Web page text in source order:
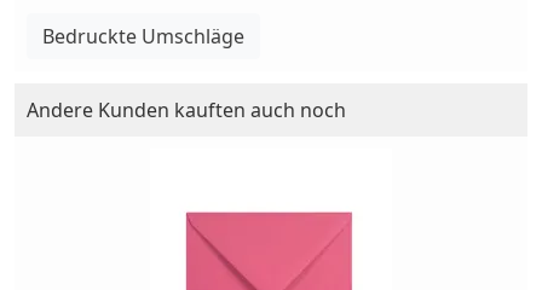
Bedruckte Umschläge
Andere Kunden kauften auch noch